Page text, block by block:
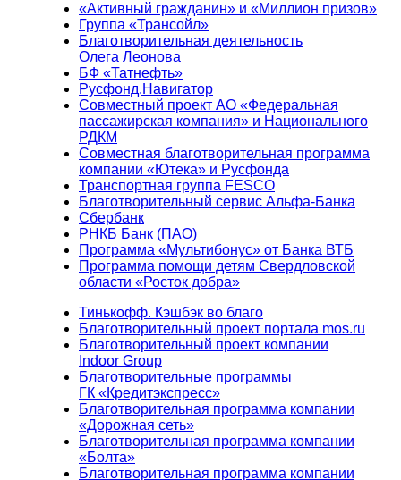
«Активный гражданин» и «Миллион призов»
Группа «Трансойл»
Благотворительная деятельность
Олега Леонова
БФ «Татнефть»
Русфонд.Навигатор
Совместный проект АО «Федеральная
пассажирская компания» и Национального
РДКМ
Совместная благотворительная программа
компании «Ютека» и Русфонда
Транспортная группа FESCO
Благотворительный сервис Альфа-Банка
Сбербанк
РНКБ Банк (ПАО)
Программа «Мультибонус» от Банка ВТБ
Программа помощи детям Свердловской
области «Росток добра»
Тинькофф. Кэшбэк во благо
Благотворительный проект портала mos.ru
Благотворительный проект компании
Indoor Group
Благотворительные программы
ГК «Кредитэкспресс»
Благотворительная программа компании
«Дорожная сеть»
Благотворительная программа компании
«Болта»
Благотворительная программа компании